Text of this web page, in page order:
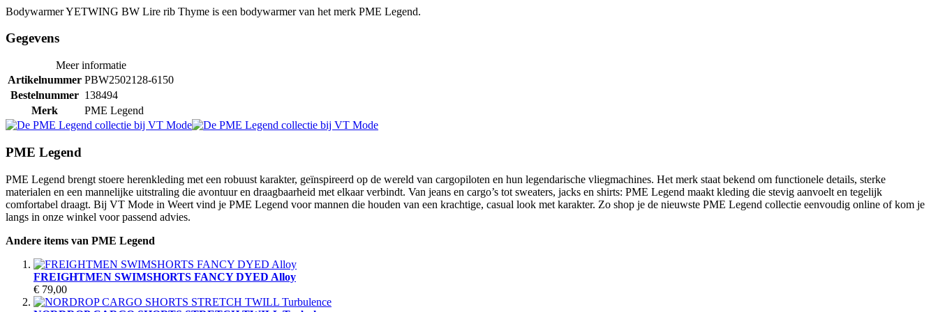
Bodywarmer YETWING BW Lire rib Thyme is een bodywarmer van het merk PME Legend.
Gegevens
Meer informatie
Artikelnummer PBW2502128-6150
Bestelnummer 138494
Merk
PME Legend
PME Legend
PME Legend brengt stoere herenkleding met een robuust karakter, geïnspireerd op de wereld van cargopiloten en hun legendarische vliegmachines. Het merk staat bekend om functionele details, sterke
materialen en een mannelijke uitstraling die avontuur en draagbaarheid met elkaar verbindt. Van jeans en cargo’s tot sweaters, jacks en shirts: PME Legend maakt kleding die stevig aanvoelt en tegelijk
comfortabel draagt. Bij VT Mode in Weert vind je PME Legend voor mannen die houden van een krachtige, casual look met karakter. Zo shop je de nieuwste PME Legend collectie eenvoudig online of kom je
langs in onze winkel voor passend advies.
Andere items van PME Legend
FREIGHTMEN SWIMSHORTS FANCY DYED Alloy
€ 79,00